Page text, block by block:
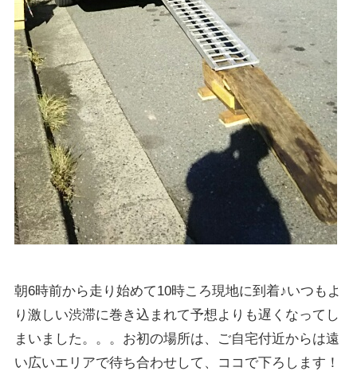
朝6時前から走り始めて10時ころ現地に到着♪いつもよ
り激しい渋滞に巻き込まれて予想よりも遅くなってし
まいました。。。お初の場所は、ご自宅付近からは遠
い広いエリアで待ち合わせして、ココで下ろします！